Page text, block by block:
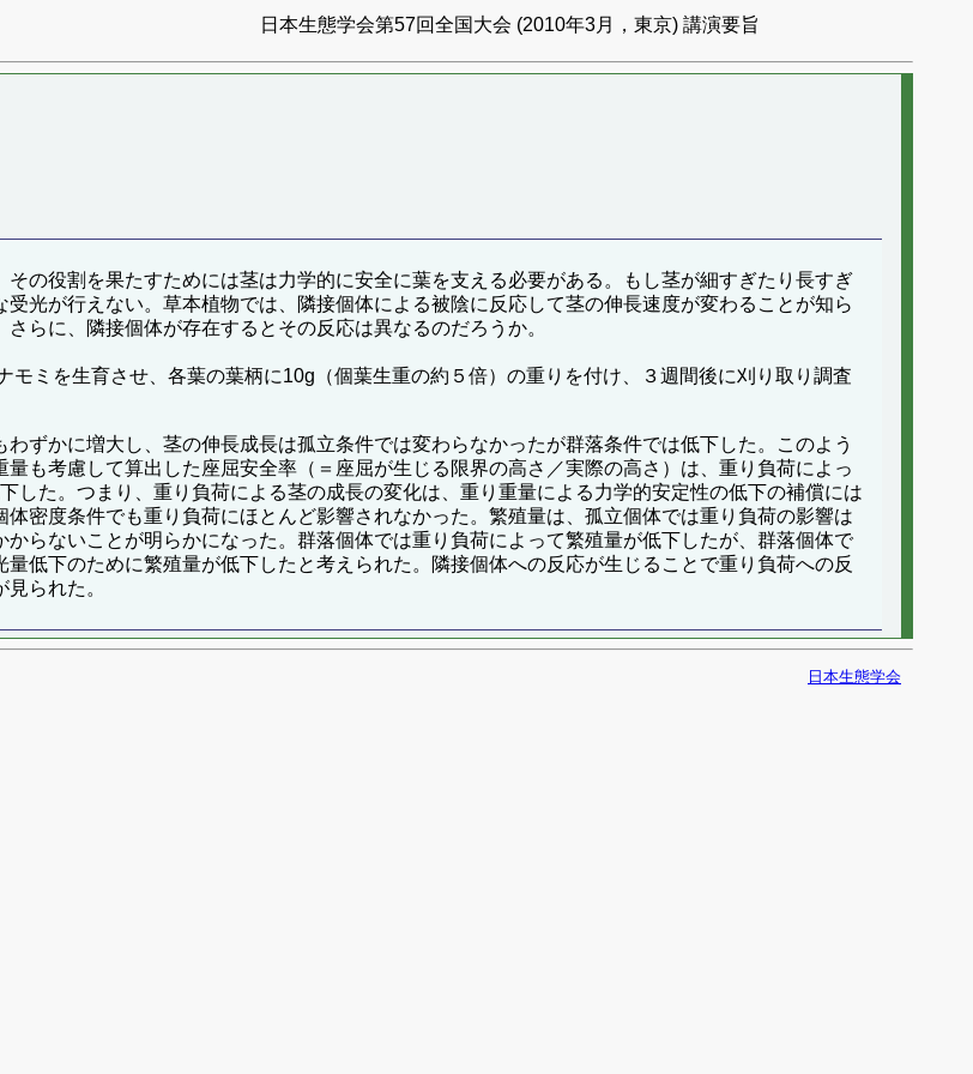
日本生態学会第57回全国大会 (2010年3月，東京) 講演要旨
の役割を果たすためには茎は力学的に安全に葉を支える必要がある。もし茎が細すぎたり長すぎ
光が行えない。草本植物では、隣接個体による被陰に反応して茎の伸長速度が変わることが知ら
らに、隣接個体が存在するとその反応は異なるのだろうか。
モミを生育させ、各葉の葉柄に10g（個葉生重の約５倍）の重りを付け、３週間後に刈り取り調査
ずかに増大し、茎の伸長成長は孤立条件では変わらなかったが群落条件では低下した。このよう
も考慮して算出した座屈安全率（＝座屈が生じる限界の高さ／実際の高さ）は、重り負荷によっ
した。つまり、重り負荷による茎の成長の変化は、重り重量による力学的安定性の低下の補償には
密度条件でも重り負荷にほとんど影響されなかった。繁殖量は、孤立個体では重り負荷の影響は
らないことが明らかになった。群落個体では重り負荷によって繁殖量が低下したが、群落個体で
低下のために繁殖量が低下したと考えられた。隣接個体への反応が生じることで重り負荷への反
られた。
日本生態学会